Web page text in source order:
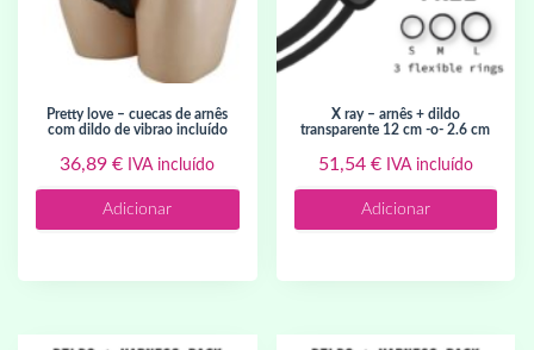
pretty love – cuecas de arnês
com dildo de vibrao incluído
36,89€ IVA incluído
Adicionar
x ray – arnês + dildo
transparente 12 cm -o- 2.6 cm
51,54 € IVA incluído
Adicionar